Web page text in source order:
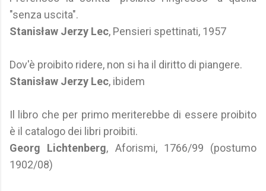
"senza uscita".
Stanisław Jerzy Lec, Pensieri spettinati, 1957
Dov'è proibito ridere, non si ha il diritto di piangere.
Stanisław Jerzy Lec, ibidem
Il libro che per primo meriterebbe di essere proibito
è il catalogo dei libri proibiti.
Georg Lichtenberg, Aforismi, 1766/99 (postumo
1902/08)